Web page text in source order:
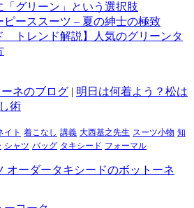
「グリーン」という選択肢
ピーススーツ – 夏の紳士の極致
トレンド解説】人気のグリーンタ
ネのブログ | 明日は何着よう？松は
術
イト 着こなし 講義 大西基之先生 スーツ小物 知
シャツ バッグ タキシード フォーマル